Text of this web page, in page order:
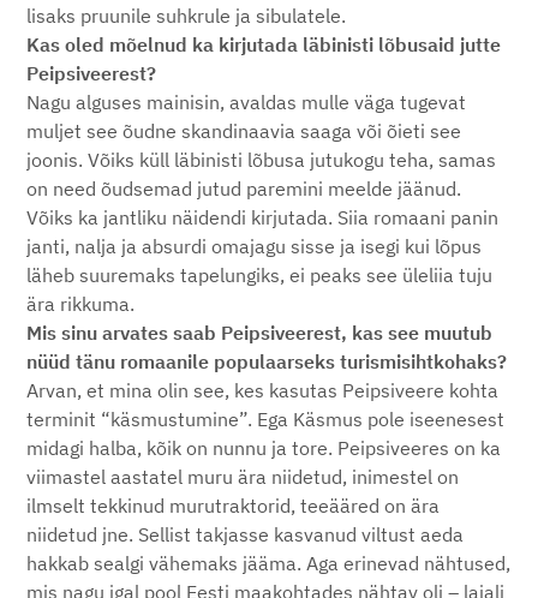
lisaks pruunile suhkrule ja sibulatele.
Kas oled mõelnud ka kirjutada läbinisti lõbusaid jutte
Peipsiveerest?
Nagu alguses mainisin, avaldas mulle väga tugevat
muljet see õudne skandinaavia saaga või õieti see
joonis. Võiks küll läbinisti lõbusa jutukogu teha, samas
on need õudsemad jutud paremini meelde jäänud.
Võiks ka jantliku näidendi kirjutada. Siia romaani panin
janti, nalja ja absurdi omajagu sisse ja isegi kui lõpus
läheb suuremaks tapelungiks, ei peaks see üleliia tuju
ära rikkuma.
Mis sinu arvates saab Peipsiveerest, kas see muutub
nüüd tänu romaanile populaarseks turismisihtkohaks?
Arvan, et mina olin see, kes kasutas Peipsiveere kohta
terminit “käsmustumine”. Ega Käsmus pole iseenesest
midagi halba, kõik on nunnu ja tore. Peipsiveeres on ka
viimastel aastatel muru ära niidetud, inimestel on
ilmselt tekkinud murutraktorid, teeääred on ära
niidetud jne. Sellist takjasse kasvanud viltust aeda
hakkab sealgi vähemaks jääma. Aga erinevad nähtused,
mis nagu igal pool Eesti maakohtades nähtav oli – laiali